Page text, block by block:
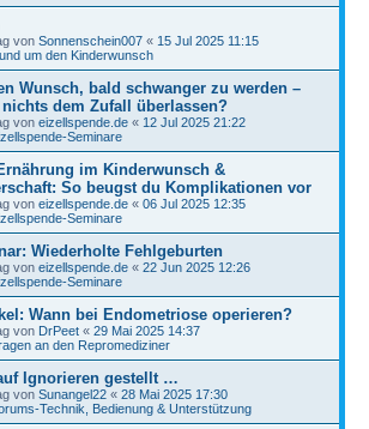
von Sonnenschein007 « 15 Jul 2025 11:15
um den Kinderwunsch
Wunsch, bald schwanger zu werden –
dem Zufall überlassen?
von eizellspende.de « 12 Jul 2025 21:22
Seminare
im Kinderwunsch &
So beugst du Komplikationen vor
von eizellspende.de « 06 Jul 2025 12:35
Seminare
Wiederholte Fehlgeburten
von eizellspende.de « 22 Jun 2025 12:26
Seminare
Wann bei Endometriose operieren?
von DrPeet « 29 Mai 2025 14:37
an den Repromediziner
Ignorieren gestellt …
von Sunangel22 « 28 Mai 2025 17:30
Technik, Bedienung & Unterstützung